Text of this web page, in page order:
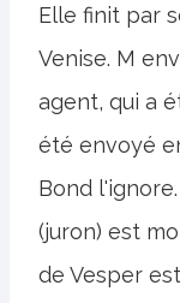
Elle finit par
Venise. M
agent, qui a
été envoyé
Bond
(juron) est
de Vesper